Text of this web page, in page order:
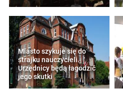
Miasto szykuje się do
strajku nauczycieli.
Urzędnicy będą łagodzić
jego skutki